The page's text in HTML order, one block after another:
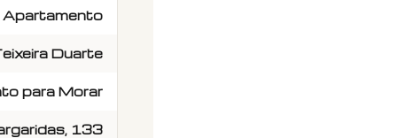
Apartamento
Duarte
para Morar
133